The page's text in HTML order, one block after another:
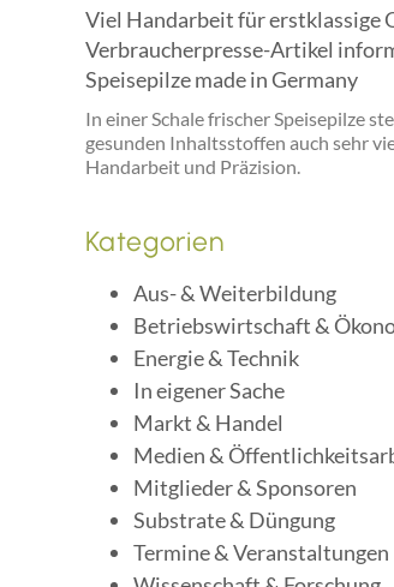
Viel Handarbeit für erstklassige
Verbraucherpresse-Artikel
Speisepilze made in Germany
In einer Schale frischer Speisepilze
gesunden Inhaltsstoffen auch sehr
Handarbeit und Präzision.
Kategorien
Aus- & Weiterbildung
Betriebswirtschaft &
Energie & Technik
In eigener Sache
Markt & Handel
Medien &
Mitglieder & Sponsoren
Substrate & Düngung
Termine & Veranstaltungen